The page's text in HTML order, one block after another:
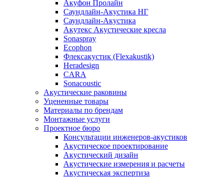
Акуфон Пролайн
Саундлайн-Акустика НГ
Саундлайн-Акустика
Акутекс Акустические кресла
Sonaspray
Ecophon
Флексакустик (Flexakustik)
Heradesign
CARA
Sonacoustic
Акустические раковины
Уцененные товары
Материалы по брендам
Монтажные услуги
Проектное бюро
Консультации инженеров-акустиков
Акустическое проектирование
Акустический дизайн
Акустические измерения и расчеты
Акустическая экспертиза